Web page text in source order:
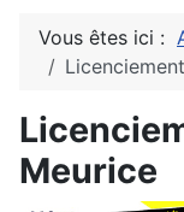
Vous êtes ici :
Meurice